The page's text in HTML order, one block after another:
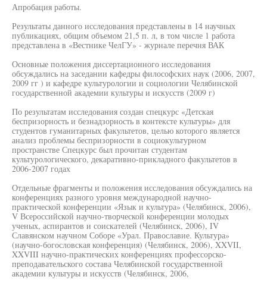
Апробация работы.
Результаты данного исследования представлены в 14 научных
публикациях, общим объемом 21,5 п. л, в том числе 1 работа
представлена в «Вестнике ЧелГУ» - журнале перечня ВАК
Основные положения диссертационного исследования
обсуждались на заседании кафедры философских наук (2006, 2007,
2009 гг ) и кафедре культурологии и социологии Челябинской
государственной академии культуры и искусств (2009 г)
По результатам исследования создан спецкурс «Детская
беспризорность и безнадзорность в контексте культуры» для
студентов гуманитарных факультетов, целью которого является
анализ проблемы беспризорности в социокультурном
пространстве Спецкурс был прочитан студентам
культурологического, декаративно-прикладного факультетов в
2006-2007 годах
Отдельные фрагменты и положения исследования обсуждались на
конференциях разного уровня международной научно-
практической конференции «Язык и культура» (Челябинск, 2006),
V Всероссийской научно-творческой конференции молодых
ученых, аспирантов и соискателей (Челябинск, 2006), IV
Славянском научном Соборе «Урал. Православие. Культура»
(научно-богословская конференция) (Челябинск, 2006), XXVII,
XXVIII научно-практических конференциях профессорско-
преподавательского состава Челябинской государственной
академии культуры и искусств (Челябинск, 2006,